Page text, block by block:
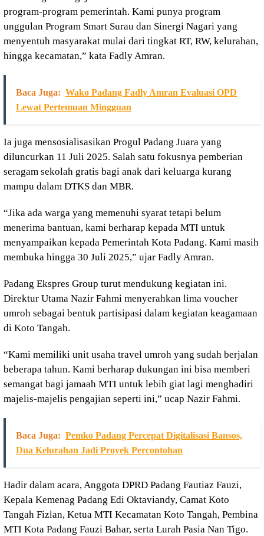
program-program pemerintah. Kami punya program
unggulan Program Smart Surau dan Sinergi Nagari yang
menyentuh masyarakat mulai dari tingkat RT, RW, kelurahan,
hingga kecamatan,” kata Fadly Amran.
Baca Juga: Wako Padang Fadly Amran Evaluasi OPD
Lewat Pertemuan Mingguan
Ia juga mensosialisasikan Progul Padang Juara yang
diluncurkan 11 Juli 2025. Salah satu fokusnya pemberian
seragam sekolah gratis bagi anak dari keluarga kurang
mampu dalam DTKS dan MBR.
“Jika ada warga yang memenuhi syarat tetapi belum
menerima bantuan, kami berharap kepada MTI untuk
menyampaikan kepada Pemerintah Kota Padang. Kami masih
membuka hingga 30 Juli 2025,” ujar Fadly Amran.
Padang Ekspres Group turut mendukung kegiatan ini.
Direktur Utama Nazir Fahmi menyerahkan lima voucher
umroh sebagai bentuk partisipasi dalam kegiatan keagamaan
di Koto Tangah.
“Kami memiliki unit usaha travel umroh yang sudah berjalan
beberapa tahun. Kami berharap dukungan ini bisa memberi
semangat bagi jamaah MTI untuk lebih giat lagi menghadiri
majelis-majelis pengajian seperti ini,” ucap Nazir Fahmi.
Baca Juga: Pemko Padang Percepat Digitalisasi Bansos,
Dua Kelurahan Jadi Proyek Percontohan
Hadir dalam acara, Anggota DPRD Padang Fautiaz Fauzi,
Kepala Kemenag Padang Edi Oktaviandy, Camat Koto
Tangah Fizlan, Ketua MTI Kecamatan Koto Tangah, Pembina
MTI Kota Padang Fauzi Bahar, serta Lurah Pasia Nan Tigo.